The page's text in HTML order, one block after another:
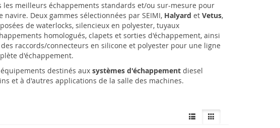
les meilleurs échappements standards et/ou sur-mesure pour
navire. Deux gammes sélectionnées par SEIMI, Halyard etVetus,
de waterlocks, silencieux en polyester, tuyaux
homologués, clapets et sorties d'échappement, ainsi
raccords/connecteurs en silicone et polyester pour une ligne
d'échappement.
équipements destinés auxsystèmes d'échappementdiesel
et à d'autres applications de la salle des machines.